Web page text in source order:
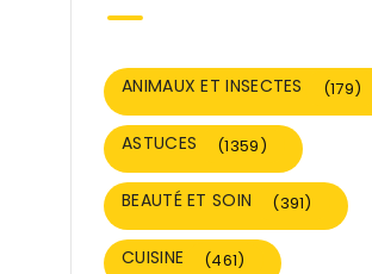
ANIMAUX ET INSECTES (179)
ASTUCES (1359)
BEAUTÉ ET SOIN (391)
CUISINE (461)